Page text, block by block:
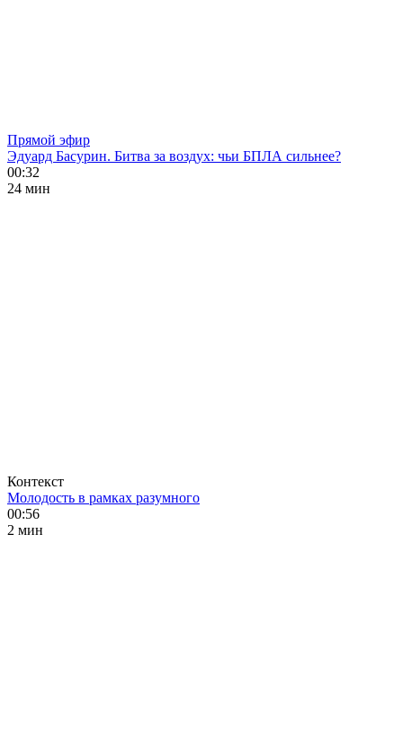
Прямой эфир
Эдуард Басурин. Битва за воздух: чьи БПЛА сильнее?
00:32
24 мин
Контекст
Молодость в рамках разумного
00:56
2 мин